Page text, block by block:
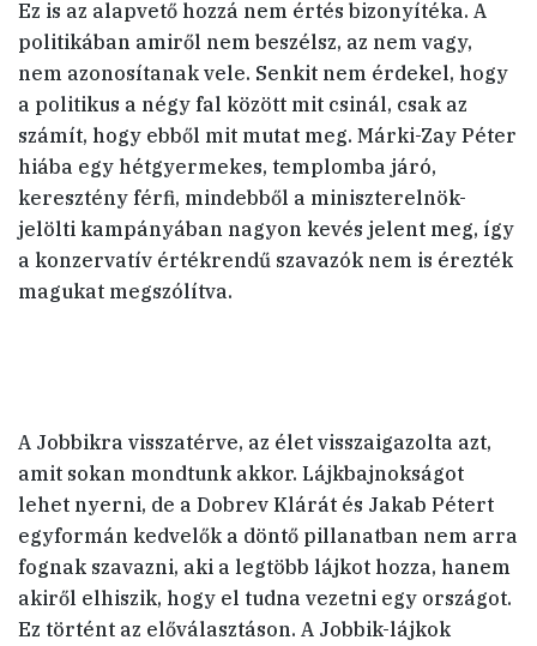
Ez is az alapvető hozzá nem értés bizonyítéka. A
politikában amiről nem beszélsz, az nem vagy,
nem azonosítanak vele. Senkit nem érdekel, hogy
a politikus a négy fal között mit csinál, csak az
számít, hogy ebből mit mutat meg. Márki-Zay Péter
hiába egy hétgyermekes, templomba járó,
keresztény férfi, mindebből a miniszterelnök-
jelölti kampányában nagyon kevés jelent meg, így
a konzervatív értékrendű szavazók nem is érezték
magukat megszólítva.
A Jobbikra visszatérve, az élet visszaigazolta azt,
amit sokan mondtunk akkor. Lájkbajnokságot
lehet nyerni, de a Dobrev Klárát és Jakab Pétert
egyformán kedvelők a döntő pillanatban nem arra
fognak szavazni, aki a legtöbb lájkot hozza, hanem
akiről elhiszik, hogy el tudna vezetni egy országot.
Ez történt az előválasztáson. A Jobbik-lájkok